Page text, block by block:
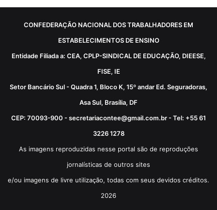
CONFEDERAÇÃO NACIONAL DOS TRABALHADORES EM
ESTABELECIMENTOS DE ENSINO
Entidade Filiada a: CEA, CPLP-SINDICAL DE EDUCAÇÃO, DIEESE,
FISE, IE
Setor Bancário Sul - Quadra 1, Bloco K, 15º andar Ed. Seguradoras,
Asa Sul, Brasília, DF
CEP: 70093-900 - secretariacontee@gmail.com.br - Tel: +55 61
3226 1278
As imagens reproduzidas nesse portal são de reproduções
jornalísticas de outros sites
e/ou imagens de livre utilização, todas com seus devidos créditos.
2026